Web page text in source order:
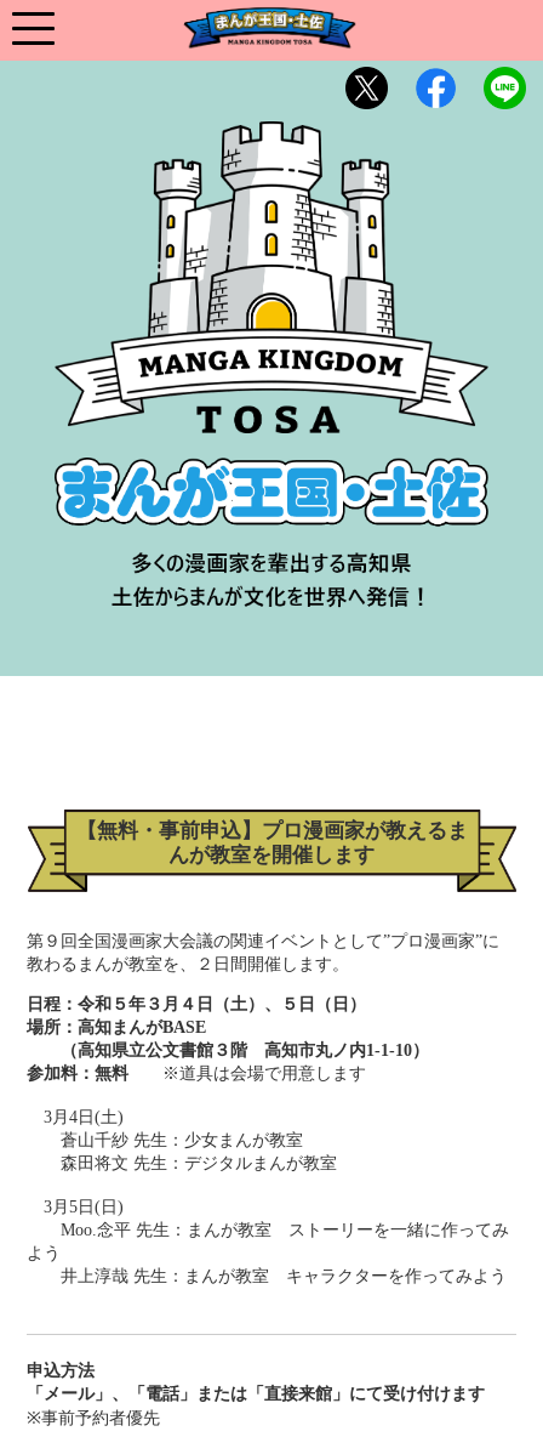
【無料・事前申込】プロ漫画家が教えるま
んが教室を開催します
第９回全国漫画家大会議の関連イベントとして”プロ漫画家”に
教わるまんが教室を、２日間開催します。
日程：令和５年３月４日（土）、５日（日）
場所：高知まんがBASE
（高知県立公文書館３階 高知市丸ノ内1-1-10）
参加料：無料 ※道具は会場で用意します
3月4日(土)
蒼山千紗 先生：少女まんが教室
森田将文 先生：デジタルまんが教室
3月5日(日)
Moo.念平 先生：まんが教室 ストーリーを一緒に作ってみ
よう
井上淳哉 先生：まんが教室 キャラクターを作ってみよう
申込方法
「メール」、「電話」または「直接来館」にて受け付けます
※事前予約者優先